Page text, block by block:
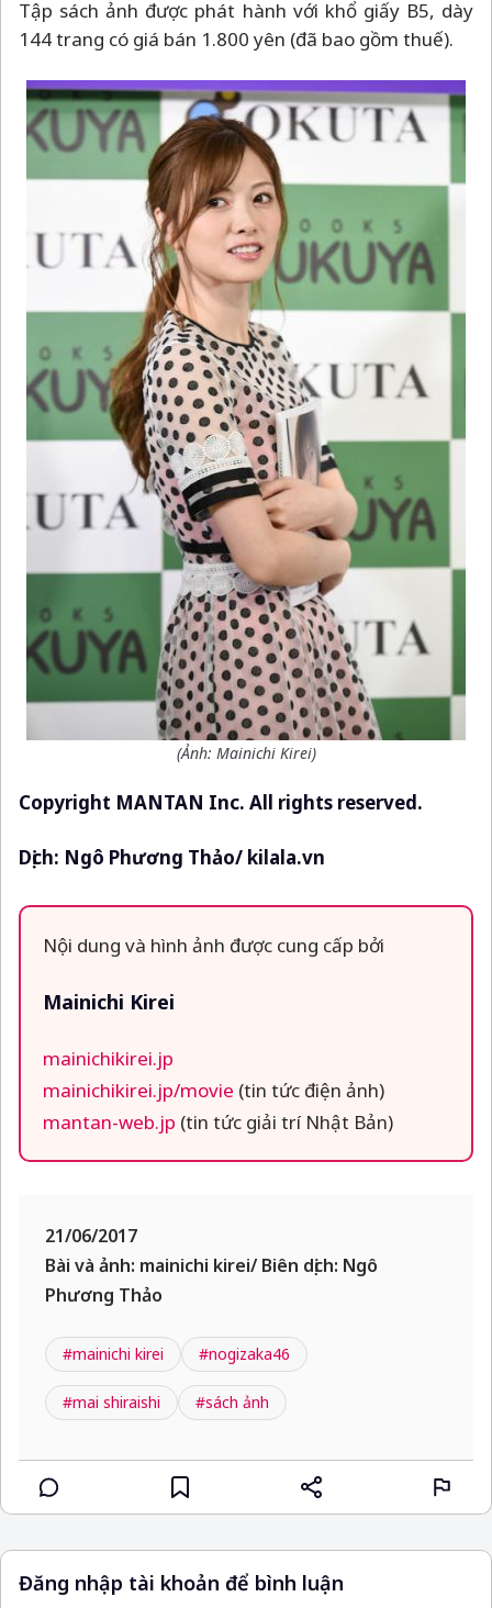
Tập sách ảnh được phát hành với khổ giấy B5, dày
144 trang có giá bán 1.800 yên (đã bao gồm thuế).
(Ảnh: Mainichi Kirei)
Copyright MANTAN Inc. All rights reserved.
Dịch: Ngô Phương Thảo/ kilala.vn
Nội dung và hình ảnh được cung cấp bởi
Mainichi Kirei
mainichikirei.jp
mainichikirei.jp/movie (tin tức điện ảnh)
mantan-web.jp (tin tức giải trí Nhật Bản)
21/06/2017
Bài và ảnh: mainichi kirei/ Biên dịch: Ngô
Phương Thảo
#mainichi kirei #nogizaka46
#mai shiraishi #sách ảnh
Đăng nhập tài khoản để bình luận